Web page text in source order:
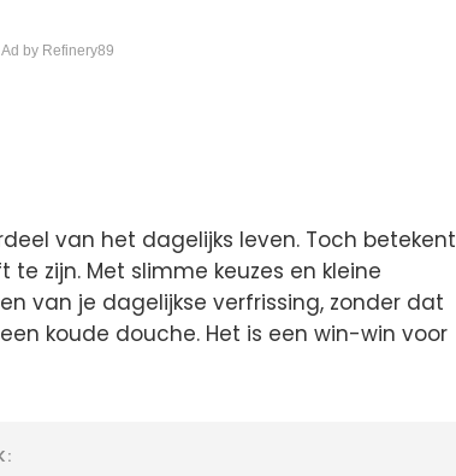
by Refinery89
van het dagelijks leven. Toch betekent
zijn. Met slimme keuzes en kleine
van je dagelijkse verfrissing, zonder dat
koude douche. Het is een win-win voor